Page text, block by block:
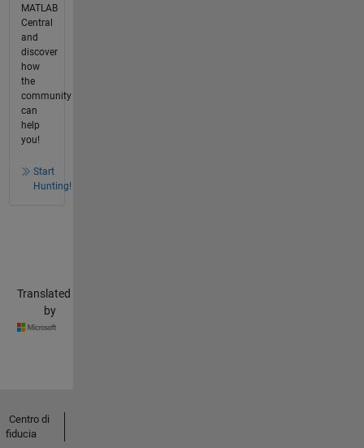
MATLAB
Central
and
discover
how
the
community
can
help
you!
Start
Hunting!
Translated
by
Centro di
fiducia